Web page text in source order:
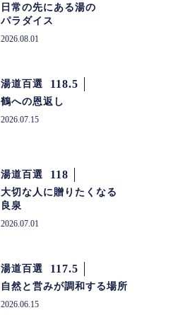
日常の先にある湯の
パラダイス
2026.08.01
湯道百選 118.5
鶴への恩返し
2026.07.15
湯道百選 118
大切な人に贈りたくなる
良泉
2026.07.01
湯道百選 117.5
自然と営みが調和する場所
2026.06.15